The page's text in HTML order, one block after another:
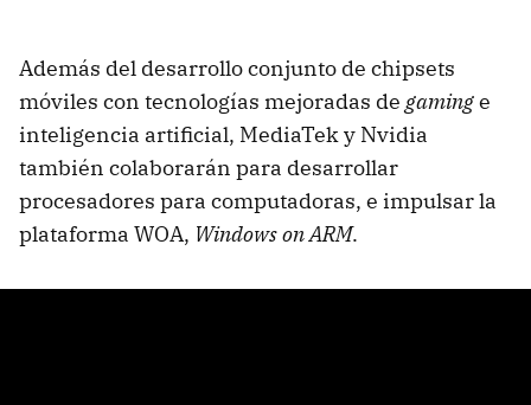
Además del desarrollo conjunto de chipsets
móviles con tecnologías mejoradas de gaminge
inteligencia artificial, MediaTek y Nvidia
también colaborarán para desarrollar
procesadores para computadoras, e impulsar la
plataforma WOA, Windows on ARM.